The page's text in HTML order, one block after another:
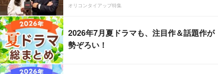
オリコンタイアップ特集
2026年7月夏ドラマも、注目作＆話題作が
勢ぞろい！